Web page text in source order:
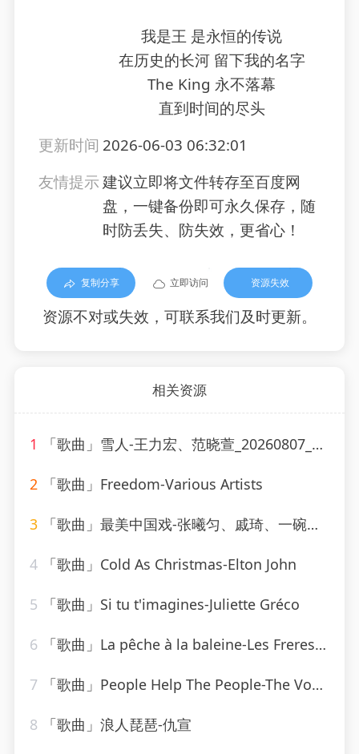
我是王 是永恒的传说
在历史的长河 留下我的名字
The King 永不落幕
直到时间的尽头
更新时间 2026-06-03 06:32:01
友情提示建议立即将文件转存至百度网
盘，一键备份即可永久保存，随
时防丢失、防失效，更省心！
复制分享 立即访问 资源失效
资源不对或失效，可联系我们及时更新。
相关资源
1 「歌曲」雪人-王力宏、范晓萱_20260807_130607
2 「歌曲」Freedom-Various Artists
3 「歌曲」最美中国戏-张曦匀、戚琦、一碗麟犀
4 「歌曲」Cold As Christmas-Elton John
5 「歌曲」Si tu t'imagines-Juliette Gréco
6 「歌曲」La pêche à la baleine-Les Freres Jacques
7 「歌曲」People Help The People-The Vocal Masters
8 「歌曲」浪人琵琶-仇宣